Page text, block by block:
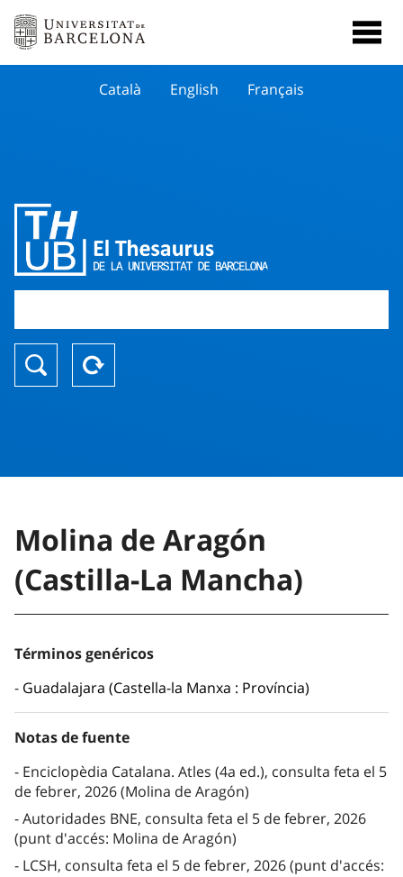
Català English Français
Molina de Aragón
(Castilla-La Mancha)
Términos genéricos
Guadalajara (Castella-la Manxa : Província)
Notas de fuente
Enciclopèdia Catalana. Atles (4a ed.), consulta feta el 5
de febrer, 2026 (Molina de Aragón)
Autoridades BNE, consulta feta el 5 de febrer, 2026
(punt d'accés: Molina de Aragón)
LCSH, consulta feta el 5 de febrer, 2026 (punt d'accés: